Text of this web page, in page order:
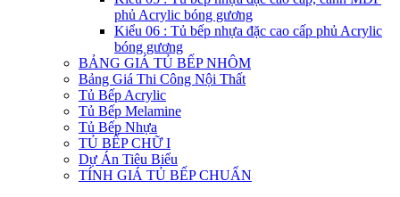
phủ Acrylic bóng gương
Kiểu 06 : Tủ bếp nhựa đặc cao cấp phủ Acrylic
bóng gương
BẢNG GIÁ TỦ BẾP NHÔM
Bảng Giá Thi Công Nội Thất
Tủ Bếp Acrylic
Tủ Bếp Melamine
Tủ Bếp Nhựa
TỦ BẾP CHỮ I
Dự Án Tiêu Biểu
TÍNH GIÁ TỦ BẾP CHUẨN